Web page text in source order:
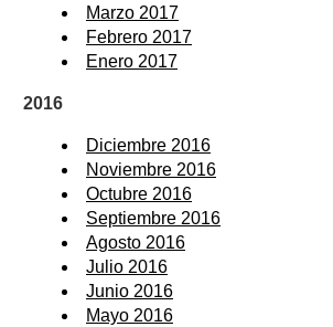
Marzo 2017
Febrero 2017
Enero 2017
2016
Diciembre 2016
Noviembre 2016
Octubre 2016
Septiembre 2016
Agosto 2016
Julio 2016
Junio 2016
Mayo 2016